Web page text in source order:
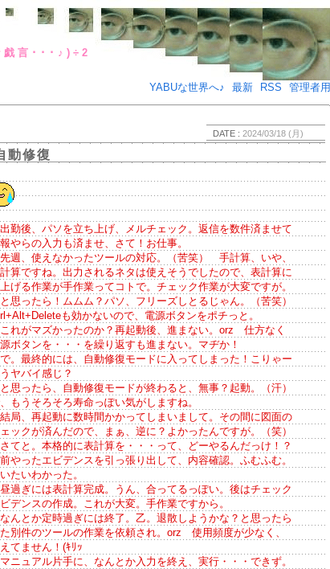
♪＋YABUな戯言･･･♪)÷2
YABUな世界へ♪
最新 RSS 管理者用
DATE : 2024/03/18 (月)
動修復
勤後、パソを立ち上げ、メルチェック。返信を数件済ませて
やらの入力も済ませ、さて！お仕事。
週、使えなかったツールの対応。（苦笑） 手計算、いや、
算ですね。出力されるネタは使えそうでしたので、表計算に
げる作業が手作業ってコトで。チェック作業が大変ですが。
思ったら！ムムム？パソ、フリーズしとるじゃん。（苦笑）
も効かないので、電源ボタンをポチっと。
れがマズかったのか？再起動後、進まない。orz 仕方なく
ボタンを・・・を繰り返すも進まない。マヂか！
。最終的には、自動修復モードに入ってしまった！こりゃー
ヤバイ感じ？
思ったら、自動修復モードが終わると、無事？起動。（汗）
もうそろそろ寿命っぽい気がしますね。
局、再起動に数時間かかってしまいまして。その間に図面の
ックが済んだので、まぁ、逆に？よかったんですが。（笑）
てと。本格的に表計算を・・・って、どーやるんだっけ！？
やったエビデンスを引っ張り出して、内容確認。ふむふむ。
たいわかった。
過ぎには表計算完成。うん、合ってるっぽい。後はチェック
デンスの作成。これが大変。手作業ですから。
んとか定時過ぎには終了。乙。退散しようかな？と思ったら
別件のツールの作業を依頼され。orz 使用頻度が少なく、
てません！(ｷﾘｯ
ニュアル片手に、なんとか入力を終え、実行・・・できず。